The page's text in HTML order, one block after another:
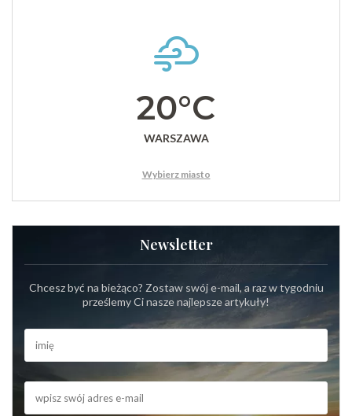
20°C
WARSZAWA
Wybierz miasto
Newsletter
Chcesz być na bieżąco? Zostaw swój e-mail, a raz w tygodniu
prześlemy Ci nasze najlepsze artykuły!